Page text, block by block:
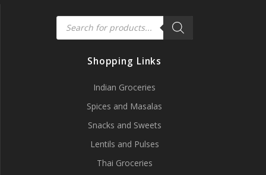
Products
search
Shopping Links
Indian Groceries
Spices and Masalas
Snacks and Sweets
Lentils and Pulses
Thai Groceries